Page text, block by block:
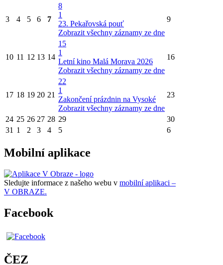
3 4 5 6 7
8
1
23. Pekařovská pouť
Zobrazit všechny záznamy ze dne
9
10 11 12 13 14
15
1
Letní kino Malá Morava 2026
Zobrazit všechny záznamy ze dne
16
17 18 19 20 21
22
1
Zakončení prázdnin na Vysoké
Zobrazit všechny záznamy ze dne
23
24 25 26 27 28 29
30
31 1 2 3 4 5 6
Mobilní aplikace
Sledujte informace z našeho webu v mobilní aplikaci –
V OBRAZE.
Facebook
ČEZ